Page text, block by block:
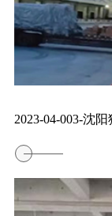
2023-04-003-沈